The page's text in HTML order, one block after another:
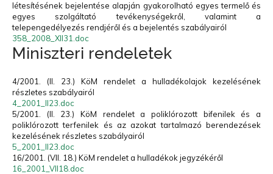
létesítésének bejelentése alapján gyakorolható egyes termelő és
egyes szolgáltató tevékenységekről, valamint a
telepengedélyezés rendjéről és a bejelentés szabályairól
358_2008_XII31.doc
Miniszteri rendeletek
4/2001. (II. 23.) KöM rendelet a hulladékolajok kezelésének
részletes szabályairól
4_2001_II23.doc
5/2001. (II. 23.) KöM rendelet a poliklórozott bifenilek és a
poliklórozott terfenilek és az azokat tartalmazó berendezések
kezelésének részletes szabályairól
5_2001_II23.doc
16/2001. (VII. 18.) KöM rendelet a hulladékok jegyzékéről
16_2001_VII18.doc